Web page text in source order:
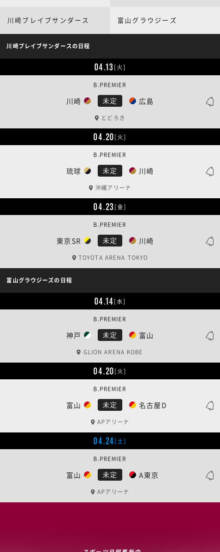
川崎ブレイブサンダース 富山グラウジーズ
川崎ブレイブサンダースの日程
04.13[火]
川崎 未定 広島
B.PREMIER
とどろき
04.20[火]
琉球 未定 川崎
B.PREMIER
沖縄アリーナ
04.23[金]
東京SR 未定 川崎
B.PREMIER
TOYOTA ARENA TOKYO
富山グラウジーズの日程
04.14[水]
神戸 未定 富山
B.PREMIER
GLION ARENA KOBE
04.20[火]
富山 未定 名古屋D
B.PREMIER
APアリーナ
04.24[土]
富山 未定 A東京
B.PREMIER
APアリーナ